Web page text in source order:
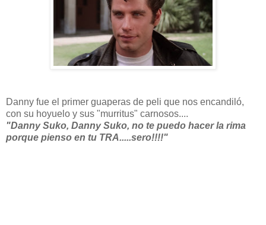
Danny fue el primer guaperas de peli que nos encandiló,
con su hoyuelo y sus "murritus" carnosos....
"Danny Suko, Danny Suko, no te puedo hacer la rima
porque pienso en tu TRA.....sero!!!!"